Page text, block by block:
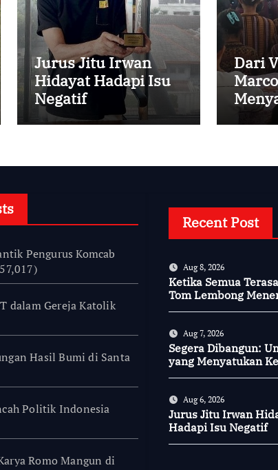
Jurus Jitu Irwan
Hidayat Hadapi Isu
Negatif
Dari
Pengurus Komcab
dalam Gereja Katolik
Hasil Bumi di Santa
Politik Indonesia
Romo Mangun di
Recent Post
Aug 8, 2026
Ketika Semua
Tom Lembong
Aug 7, 2026
Segera Dibangun:
yang Menyatukan
Aug 6, 2026
Jurus Jitu Irwan
Hadapi Isu Negatif